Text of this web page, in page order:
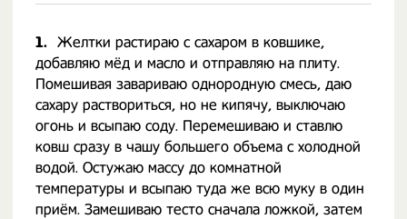
1. Желтки растираю с сахаром в ковшике,
добавляю мёд и масло и отправляю на плиту.
Помешивая завариваю однородную смесь, даю
сахару раствориться, но не кипячу, выключаю
огонь и всыпаю соду. Перемешиваю и ставлю
ковш сразу в чашу большего объема с холодной
водой. Остужаю массу до комнатной
температуры и всыпаю туда же всю муку в один
приём. Замешиваю тесто сначала ложкой, затем